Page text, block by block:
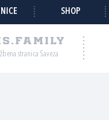
SHOP
stranica Saveza